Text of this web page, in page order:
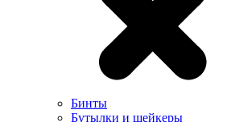
Бинты
Бутылки и шейкеры